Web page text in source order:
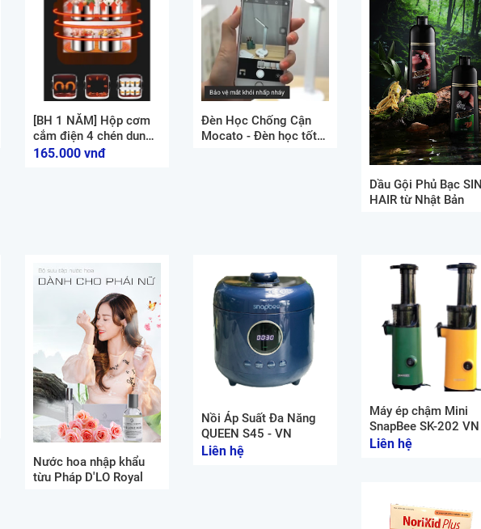
[BH 1 NĂM] Hộp cơm
cắm điện 4 chén dung
tích 2l 2 tầng Hộp hâm
165.000 vnđ
Đèn Học Chống Cận
Mocato - Đèn học tốt
Dầu Gội Phủ Bạc SIN
HAIR từ Nhật Bản
Nước hoa nhập khẩu
từu Pháp D'LO Royal
Nồi Áp Suất Đa Năng
QUEEN S45 - VN
Liên hệ
Máy ép chậm Mini
SnapBee SK-202 VN
Liên hệ